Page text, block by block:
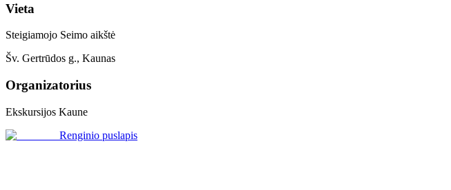
Vieta
Steigiamojo Seimo aikštė
Šv. Gertrūdos g., Kaunas
Organizatorius
Ekskursijos Kaune
Renginio puslapis